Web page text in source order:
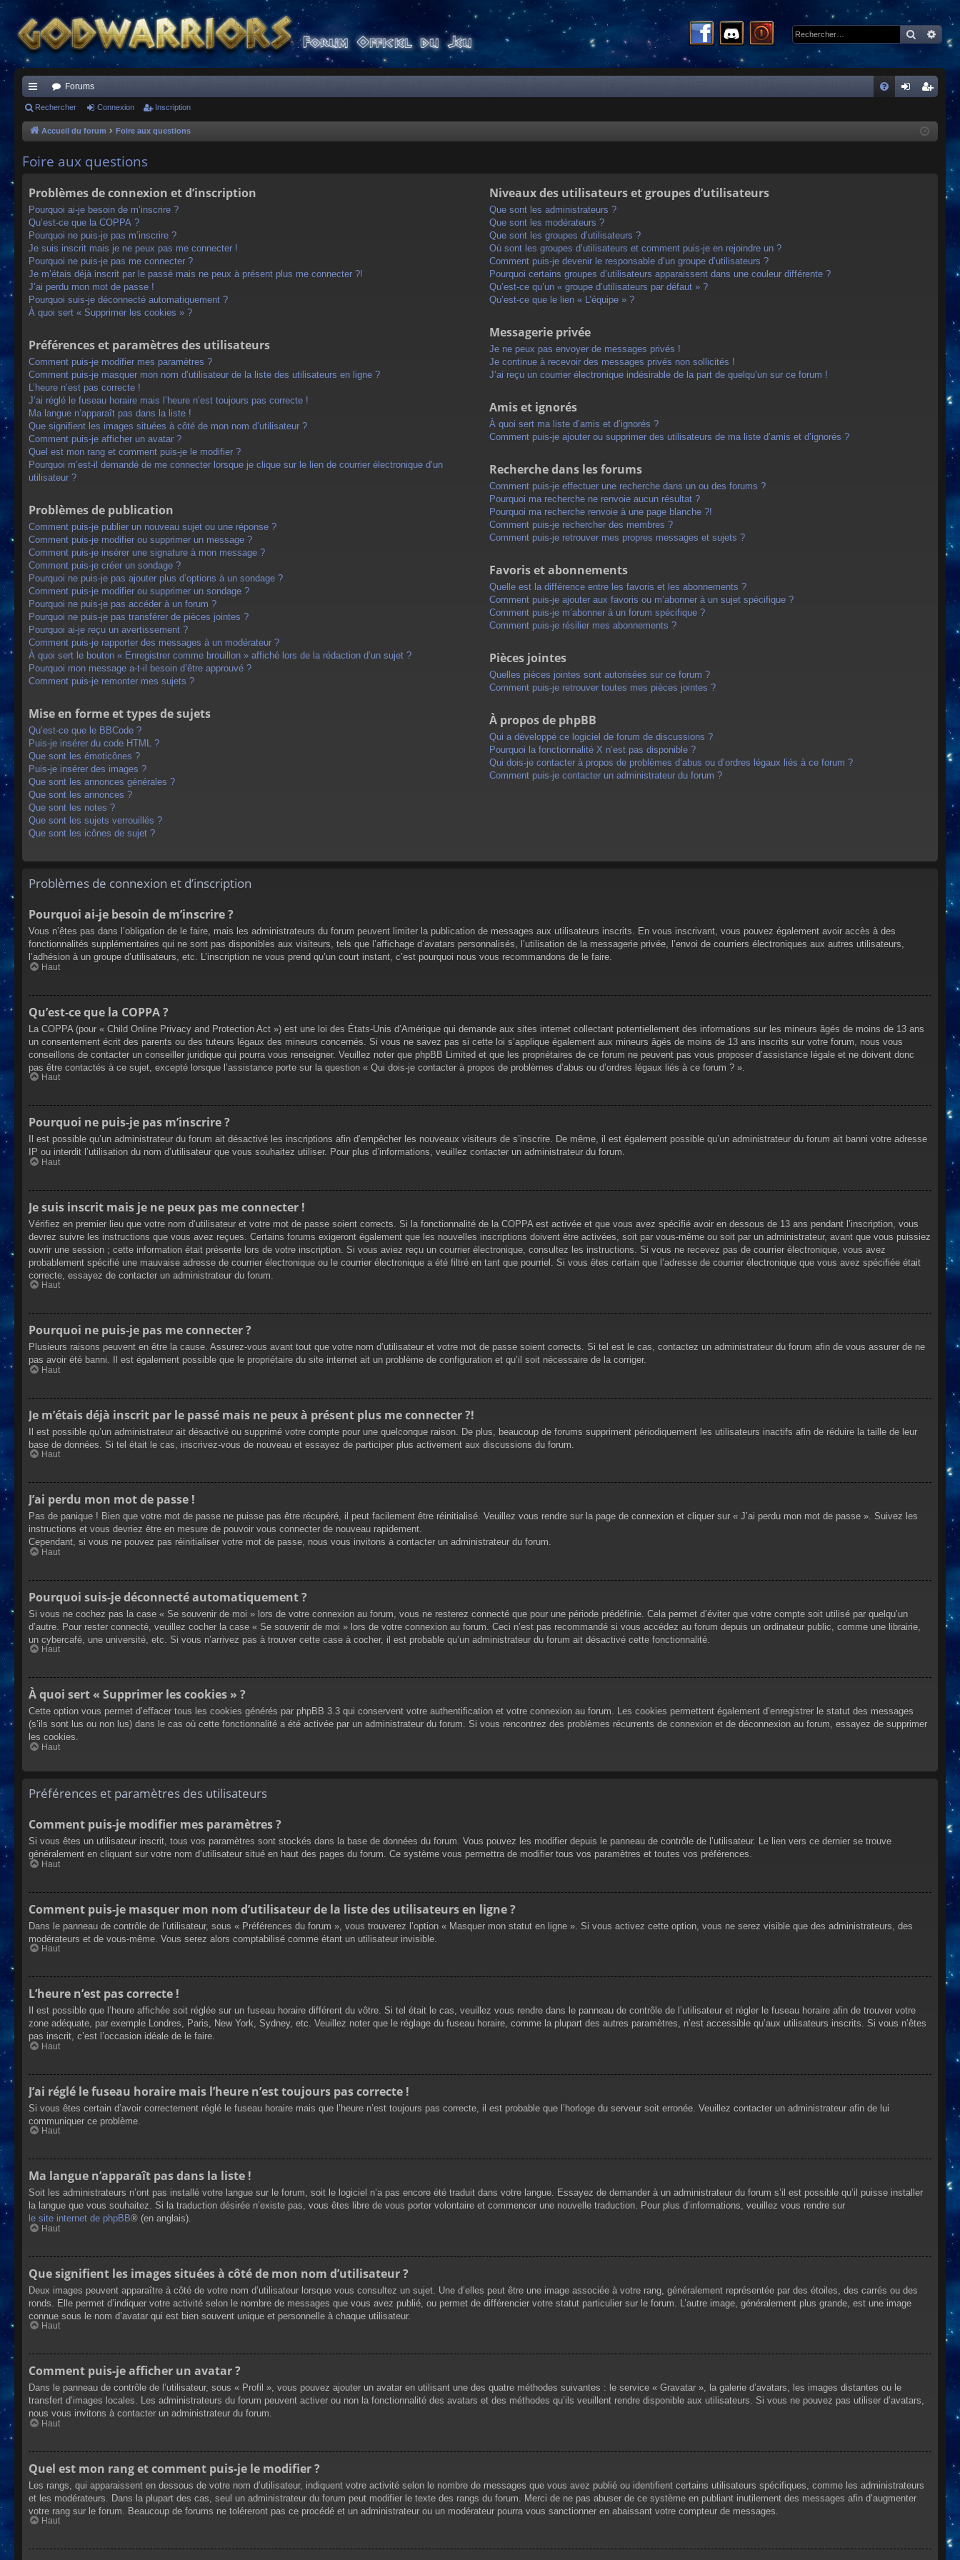
ac
co
s
Forums
cri
Rechercher Connexion Inscription
Accueil du forum Foire aux questions
Foire aux questions
Problèmes de connexion et d’inscription
Pourquoi ai-je besoin de m’inscrire ?
Qu’est-ce que la COPPA ?
Pourquoi ne puis-je pas m’inscrire ?
Je suis inscrit mais je ne peux pas me connecter !
Pourquoi ne puis-je pas me connecter ?
Je m’étais déjà inscrit par le passé mais ne peux à présent plus me connecter ?!
J’ai perdu mon mot de passe !
Pourquoi suis-je déconnecté automatiquement ?
À quoi sert « Supprimer les cookies » ?
Préférences et paramètres des utilisateurs
Comment puis-je modifier mes paramètres ?
Comment puis-je masquer mon nom d’utilisateur de la liste des utilisateurs en ligne ?
L’heure n’est pas correcte !
J’ai réglé le fuseau horaire mais l’heure n’est toujours pas correcte !
Ma langue n’apparaît pas dans la liste !
Que signifient les images situées à côté de mon nom d’utilisateur ?
Comment puis-je afficher un avatar ?
Quel est mon rang et comment puis-je le modifier ?
Pourquoi m’est-il demandé de me connecter lorsque je clique sur le lien de courrier électronique d’un
utilisateur ?
Problèmes de publication
Comment puis-je publier un nouveau sujet ou une réponse ?
Comment puis-je modifier ou supprimer un message ?
Comment puis-je insérer une signature à mon message ?
Comment puis-je créer un sondage ?
Pourquoi ne puis-je pas ajouter plus d’options à un sondage ?
Comment puis-je modifier ou supprimer un sondage ?
Pourquoi ne puis-je pas accéder à un forum ?
Pourquoi ne puis-je pas transférer de pièces jointes ?
Pourquoi ai-je reçu un avertissement ?
Comment puis-je rapporter des messages à un modérateur ?
À quoi sert le bouton « Enregistrer comme brouillon » affiché lors de la rédaction d’un sujet ?
Pourquoi mon message a-t-il besoin d’être approuvé ?
Comment puis-je remonter mes sujets ?
Mise en forme et types de sujets
Qu’est-ce que le BBCode ?
Puis-je insérer du code HTML ?
Que sont les émoticônes ?
Puis-je insérer des images ?
Que sont les annonces générales ?
Que sont les annonces ?
Que sont les notes ?
Que sont les sujets verrouillés ?
Que sont les icônes de sujet ?
Niveaux des utilisateurs et groupes d’utilisateurs
Que sont les administrateurs ?
Que sont les modérateurs ?
Que sont les groupes d’utilisateurs ?
Où sont les groupes d’utilisateurs et comment puis-je en rejoindre un ?
Comment puis-je devenir le responsable d’un groupe d’utilisateurs ?
Pourquoi certains groupes d’utilisateurs apparaissent dans une couleur différente ?
Qu’est-ce qu’un « groupe d’utilisateurs par défaut » ?
Qu’est-ce que le lien « L’équipe » ?
Messagerie privée
Je ne peux pas envoyer de messages privés !
Je continue à recevoir des messages privés non sollicités !
J’ai reçu un courrier électronique indésirable de la part de quelqu’un sur ce forum !
Amis et ignorés
À quoi sert ma liste d’amis et d’ignorés ?
Comment puis-je ajouter ou supprimer des utilisateurs de ma liste d’amis et d’ignorés ?
Recherche dans les forums
Comment puis-je effectuer une recherche dans un ou des forums ?
Pourquoi ma recherche ne renvoie aucun résultat ?
Pourquoi ma recherche renvoie à une page blanche ?!
Comment puis-je rechercher des membres ?
Comment puis-je retrouver mes propres messages et sujets ?
Favoris et abonnements
Quelle est la différence entre les favoris et les abonnements ?
Comment puis-je ajouter aux favoris ou m’abonner à un sujet spécifique ?
Comment puis-je m’abonner à un forum spécifique ?
Comment puis-je résilier mes abonnements ?
Pièces jointes
Quelles pièces jointes sont autorisées sur ce forum ?
Comment puis-je retrouver toutes mes pièces jointes ?
À propos de phpBB
Qui a développé ce logiciel de forum de discussions ?
Pourquoi la fonctionnalité X n’est pas disponible ?
Qui dois-je contacter à propos de problèmes d’abus ou d’ordres légaux liés à ce forum ?
Comment puis-je contacter un administrateur du forum ?
Problèmes de connexion et d’inscription
Pourquoi ai-je besoin de m’inscrire ?
Vous n’êtes pas dans l’obligation de le faire, mais les administrateurs du forum peuvent limiter la publication de messages aux utilisateurs inscrits. En vous inscrivant, vous pouvez également avoir accès à des
fonctionnalités supplémentaires qui ne sont pas disponibles aux visiteurs, tels que l’affichage d’avatars personnalisés, l’utilisation de la messagerie privée, l’envoi de courriers électroniques aux autres utilisateurs,
l’adhésion à un groupe d’utilisateurs, etc. L’inscription ne vous prend qu’un court instant, c’est pourquoi nous vous recommandons de le faire.
Haut
Qu’est-ce que la COPPA ?
La COPPA (pour « Child Online Privacy and Protection Act ») est une loi des États-Unis d’Amérique qui demande aux sites internet collectant potentiellement des informations sur les mineurs âgés de moins de 13 ans
un consentement écrit des parents ou des tuteurs légaux des mineurs concernés. Si vous ne savez pas si cette loi s’applique également aux mineurs âgés de moins de 13 ans inscrits sur votre forum, nous vous
conseillons de contacter un conseiller juridique qui pourra vous renseigner. Veuillez noter que phpBB Limited et que les propriétaires de ce forum ne peuvent pas vous proposer d’assistance légale et ne doivent donc
pas être contactés à ce sujet, excepté lorsque l’assistance porte sur la question « Qui dois-je contacter à propos de problèmes d’abus ou d’ordres légaux liés à ce forum ? ».
Haut
Pourquoi ne puis-je pas m’inscrire ?
Il est possible qu’un administrateur du forum ait désactivé les inscriptions afin d’empêcher les nouveaux visiteurs de s’inscrire. De même, il est également possible qu’un administrateur du forum ait banni votre adresse
IP ou interdit l’utilisation du nom d’utilisateur que vous souhaitez utiliser. Pour plus d’informations, veuillez contacter un administrateur du forum.
Haut
Je suis inscrit mais je ne peux pas me connecter !
Vérifiez en premier lieu que votre nom d’utilisateur et votre mot de passe soient corrects. Si la fonctionnalité de la COPPA est activée et que vous avez spécifié avoir en dessous de 13 ans pendant l’inscription, vous
devrez suivre les instructions que vous avez reçues. Certains forums exigeront également que les nouvelles inscriptions doivent être activées, soit par vous-même ou soit par un administrateur, avant que vous puissiez
ouvrir une session ; cette information était présente lors de votre inscription. Si vous aviez reçu un courrier électronique, consultez les instructions. Si vous ne recevez pas de courrier électronique, vous avez
probablement spécifié une mauvaise adresse de courrier électronique ou le courrier électronique a été filtré en tant que pourriel. Si vous êtes certain que l’adresse de courrier électronique que vous avez spécifiée était
correcte, essayez de contacter un administrateur du forum.
Haut
Pourquoi ne puis-je pas me connecter ?
Plusieurs raisons peuvent en être la cause. Assurez-vous avant tout que votre nom d’utilisateur et votre mot de passe soient corrects. Si tel est le cas, contactez un administrateur du forum afin de vous assurer de ne
pas avoir été banni. Il est également possible que le propriétaire du site internet ait un problème de configuration et qu’il soit nécessaire de la corriger.
Haut
Je m’étais déjà inscrit par le passé mais ne peux à présent plus me connecter ?!
Il est possible qu’un administrateur ait désactivé ou supprimé votre compte pour une quelconque raison. De plus, beaucoup de forums suppriment périodiquement les utilisateurs inactifs afin de réduire la taille de leur
base de données. Si tel était le cas, inscrivez-vous de nouveau et essayez de participer plus activement aux discussions du forum.
Haut
J’ai perdu mon mot de passe !
Pas de panique ! Bien que votre mot de passe ne puisse pas être récupéré, il peut facilement être réinitialisé. Veuillez vous rendre sur la page de connexion et cliquer sur « J’ai perdu mon mot de passe ». Suivez les
instructions et vous devriez être en mesure de pouvoir vous connecter de nouveau rapidement.
Cependant, si vous ne pouvez pas réinitialiser votre mot de passe, nous vous invitons à contacter un administrateur du forum.
Haut
Pourquoi suis-je déconnecté automatiquement ?
Si vous ne cochez pas la case « Se souvenir de moi » lors de votre connexion au forum, vous ne resterez connecté que pour une période prédéfinie. Cela permet d’éviter que votre compte soit utilisé par quelqu’un
d’autre. Pour rester connecté, veuillez cocher la case « Se souvenir de moi » lors de votre connexion au forum. Ceci n’est pas recommandé si vous accédez au forum depuis un ordinateur public, comme une librairie,
un cybercafé, une université, etc. Si vous n’arrivez pas à trouver cette case à cocher, il est probable qu’un administrateur du forum ait désactivé cette fonctionnalité.
Haut
À quoi sert « Supprimer les cookies » ?
Cette option vous permet d’effacer tous les cookies générés par phpBB 3.3 qui conservent votre authentification et votre connexion au forum. Les cookies permettent également d’enregistrer le statut des messages
(s’ils sont lus ou non lus) dans le cas où cette fonctionnalité a été activée par un administrateur du forum. Si vous rencontrez des problèmes récurrents de connexion et de déconnexion au forum, essayez de supprimer
les cookies.
Haut
Préférences et paramètres des utilisateurs
Comment puis-je modifier mes paramètres ?
Si vous êtes un utilisateur inscrit, tous vos paramètres sont stockés dans la base de données du forum. Vous pouvez les modifier depuis le panneau de contrôle de l’utilisateur. Le lien vers ce dernier se trouve
généralement en cliquant sur votre nom d’utilisateur situé en haut des pages du forum. Ce système vous permettra de modifier tous vos paramètres et toutes vos préférences.
Haut
Comment puis-je masquer mon nom d’utilisateur de la liste des utilisateurs en ligne ?
Dans le panneau de contrôle de l’utilisateur, sous « Préférences du forum », vous trouverez l’option « Masquer mon statut en ligne ». Si vous activez cette option, vous ne serez visible que des administrateurs, des
modérateurs et de vous-même. Vous serez alors comptabilisé comme étant un utilisateur invisible.
Haut
L’heure n’est pas correcte !
Il est possible que l’heure affichée soit réglée sur un fuseau horaire différent du vôtre. Si tel était le cas, veuillez vous rendre dans le panneau de contrôle de l’utilisateur et régler le fuseau horaire afin de trouver votre
zone adéquate, par exemple Londres, Paris, New York, Sydney, etc. Veuillez noter que le réglage du fuseau horaire, comme la plupart des autres paramètres, n’est accessible qu’aux utilisateurs inscrits. Si vous n’êtes
pas inscrit, c’est l’occasion idéale de le faire.
Haut
J’ai réglé le fuseau horaire mais l’heure n’est toujours pas correcte !
Si vous êtes certain d’avoir correctement réglé le fuseau horaire mais que l’heure n’est toujours pas correcte, il est probable que l’horloge du serveur soit erronée. Veuillez contacter un administrateur afin de lui
communiquer ce problème.
Haut
Ma langue n’apparaît pas dans la liste !
Soit les administrateurs n’ont pas installé votre langue sur le forum, soit le logiciel n’a pas encore été traduit dans votre langue. Essayez de demander à un administrateur du forum s’il est possible qu’il puisse installer
la langue que vous souhaitez. Si la traduction désirée n’existe pas, vous êtes libre de vous porter volontaire et commencer une nouvelle traduction. Pour plus d’informations, veuillez vous rendre sur
le site internet de phpBB® (en anglais).
Haut
Que signifient les images situées à côté de mon nom d’utilisateur ?
Deux images peuvent apparaître à côté de votre nom d’utilisateur lorsque vous consultez un sujet. Une d’elles peut être une image associée à votre rang, généralement représentée par des étoiles, des carrés ou des
ronds. Elle permet d’indiquer votre activité selon le nombre de messages que vous avez publié, ou permet de différencier votre statut particulier sur le forum. L’autre image, généralement plus grande, est une image
connue sous le nom d’avatar qui est bien souvent unique et personnelle à chaque utilisateur.
Haut
Comment puis-je afficher un avatar ?
Dans le panneau de contrôle de l’utilisateur, sous « Profil », vous pouvez ajouter un avatar en utilisant une des quatre méthodes suivantes : le service « Gravatar », la galerie d’avatars, les images distantes ou le
transfert d’images locales. Les administrateurs du forum peuvent activer ou non la fonctionnalité des avatars et des méthodes qu’ils veuillent rendre disponible aux utilisateurs. Si vous ne pouvez pas utiliser d’avatars,
nous vous invitons à contacter un administrateur du forum.
Haut
Quel est mon rang et comment puis-je le modifier ?
Les rangs, qui apparaissent en dessous de votre nom d’utilisateur, indiquent votre activité selon le nombre de messages que vous avez publié ou identifient certains utilisateurs spécifiques, comme les administrateurs
et les modérateurs. Dans la plupart des cas, seul un administrateur du forum peut modifier le texte des rangs du forum. Merci de ne pas abuser de ce système en publiant inutilement des messages afin d’augmenter
votre rang sur le forum. Beaucoup de forums ne toléreront pas ce procédé et un administrateur ou un modérateur pourra vous sanctionner en abaissant votre compteur de messages.
Haut